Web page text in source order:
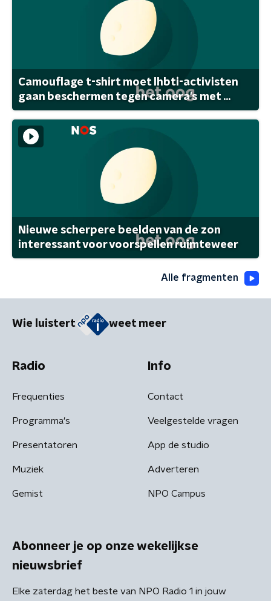
Camouflage t-shirt moet lhbti-activisten
gaan beschermen tegen camera's met ...
Nieuwe scherpere beelden van de zon
interessant voor voorspellen ruimteweer
Alle fragmenten
Wie luistert weet meer
Radio
Frequenties
Programma's
Presentatoren
Muziek
Gemist
Info
Contact
Veelgestelde vragen
App de studio
Adverteren
NPO Campus
Abonneer je op onze wekelijkse
nieuwsbrief
Elke zaterdag het beste van NPO Radio 1 in jouw